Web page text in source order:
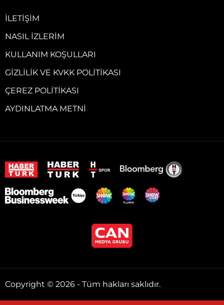
İLETIŞIM
NASIL İZLERIM
KULLANIM KOŞULLARI
GIZLILIK VE KVKK POLITIKASI
ÇEREZ POLITIKASI
AYDINLATMA METNI
Copyright © 2026 - Tüm hakları saklıdır.